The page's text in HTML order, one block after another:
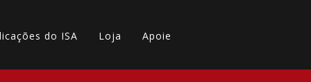
do ISA Loja Apoie